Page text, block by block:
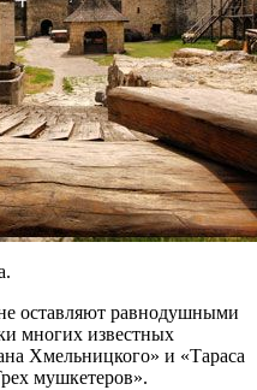
оставляют равнодушными
многих известных
Хмельницкого» и «Тараса
мушкетеров».